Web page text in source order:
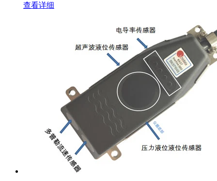
查看详细